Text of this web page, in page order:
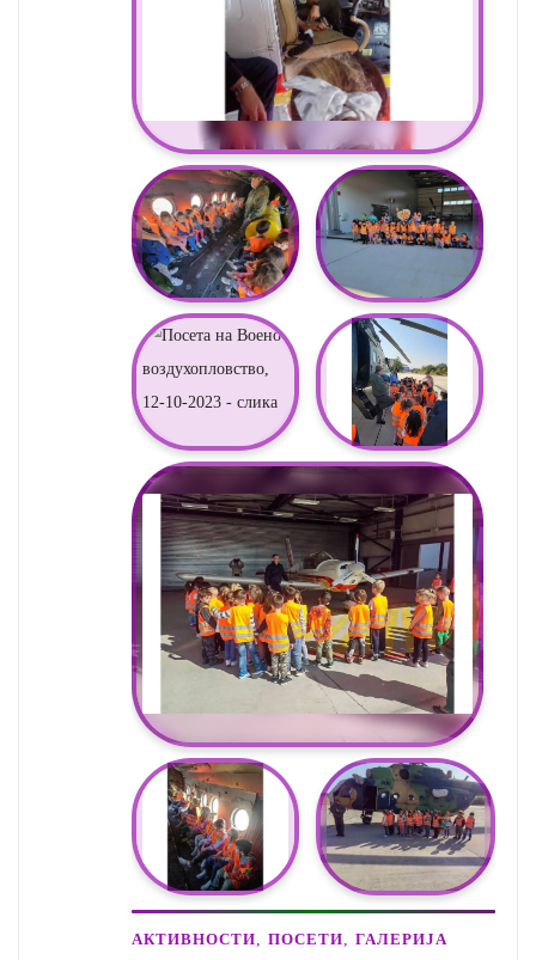
АКТИВНОСТИ ,ПОСЕТИ ,ГАЛЕРИЈА